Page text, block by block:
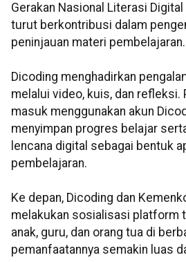
Gerakan Nasional Literasi
turut berkontribusi dalam
peninjauan materi pembelajaran.
Dicoding menghadirkan
melalui video, kuis, dan refleksi.
masuk menggunakan akun
menyimpan progres belajar
lencana digital sebagai bentuk
pembelajaran.
Ke depan, Dicoding dan
melakukan sosialisasi platform
anak, guru, dan orang tua di
pemanfaatannya semakin luas